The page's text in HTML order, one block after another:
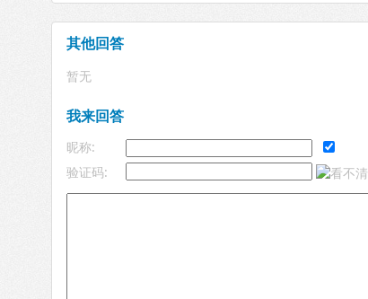
其他回答
暂无
我来回答
昵称:
验证码: